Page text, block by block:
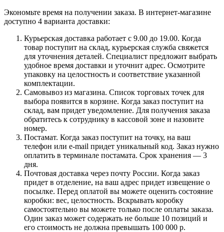
Экономьте время на получении заказа. В интернет-магазине
доступно 4 варианта доставки:
Курьерская доставка работает с 9.00 до 19.00. Когда
товар поступит на склад, курьерская служба свяжется
для уточнения деталей. Специалист предложит выбрать
удобное время доставки и уточнит адрес. Осмотрите
упаковку на целостность и соответствие указанной
комплектации.
Самовывоз из магазина. Список торговых точек для
выбора появится в корзине. Когда заказ поступит на
склад, вам придет уведомление. Для получения заказа
обратитесь к сотруднику в кассовой зоне и назовите
номер.
Постамат. Когда заказ поступит на точку, на ваш
телефон или e-mail придет уникальный код. Заказ нужно
оплатить в терминале постамата. Срок хранения — 3
дня.
Почтовая доставка через почту России. Когда заказ
придет в отделение, на ваш адрес придет извещение о
посылке. Перед оплатой вы можете оценить состояние
коробки: вес, целостность. Вскрывать коробку
самостоятельно вы можете только после оплаты заказа.
Один заказ может содержать не больше 10 позиций и
его стоимость не должна превышать 100 000 р.